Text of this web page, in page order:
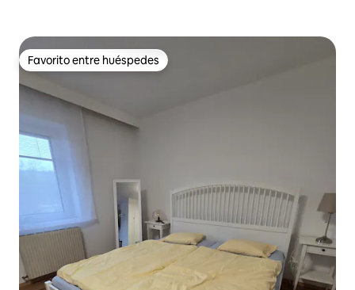
Favorito entre huéspedes
Favorito entre huéspedes